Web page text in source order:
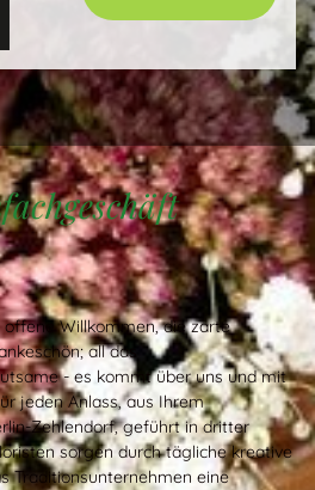
Willkommen, die zarte
all das
- es kommt über uns und mit
jeden Anlass, aus Ihrem
Zehlendorf, geführt in dritter
sorgen durch tägliche kreative
Traditionsunternehmen eine